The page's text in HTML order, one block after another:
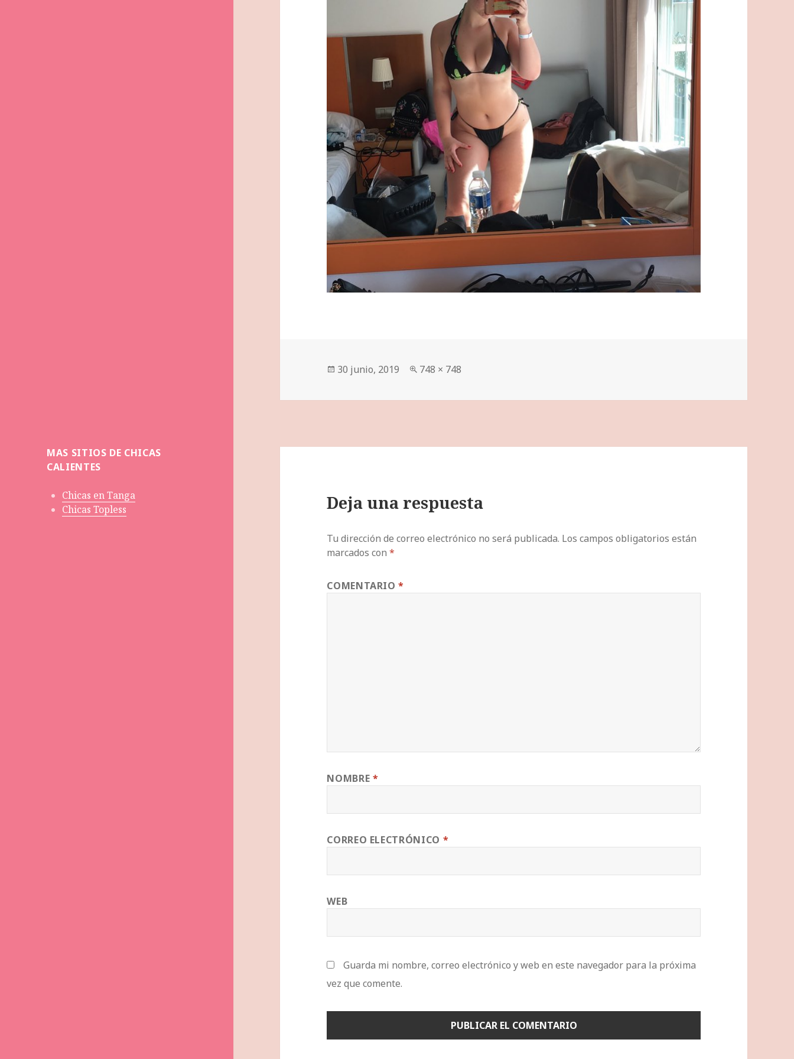
MAS SITIOS DE CHICAS
CALIENTES
Chicas en Tanga
Chicas Topless
Publicado
30 junio, 2019
Tamaño
748 × 748
Deja una respuesta
Tu dirección de correo electrónico no será publicada. Los campos obligatorios están
marcados con*
COMENTARIO*
NOMBRE *
CORREO ELECTRÓNICO *
WEB
Guarda mi nombre, correo electrónico y web en este navegador para la próxima
vez que comente.